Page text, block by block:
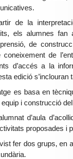
de la
els alumnes fan
de
coneixement de
d’accés a la
edició s’inclouran
es basa en
i construcció
d’aula
proposades i
fer dos grups, en